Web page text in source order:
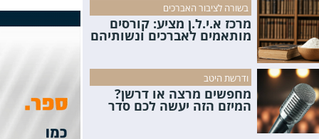
בשורה לציבור האברכים
מרכז א.י.ל.ן מציע: קורסים
מותאמים לאברכים ונשותיהם
ודרשת היטב
מחפשים מרצה או דרשן?
המיזם הזה יעשה לכם סדר